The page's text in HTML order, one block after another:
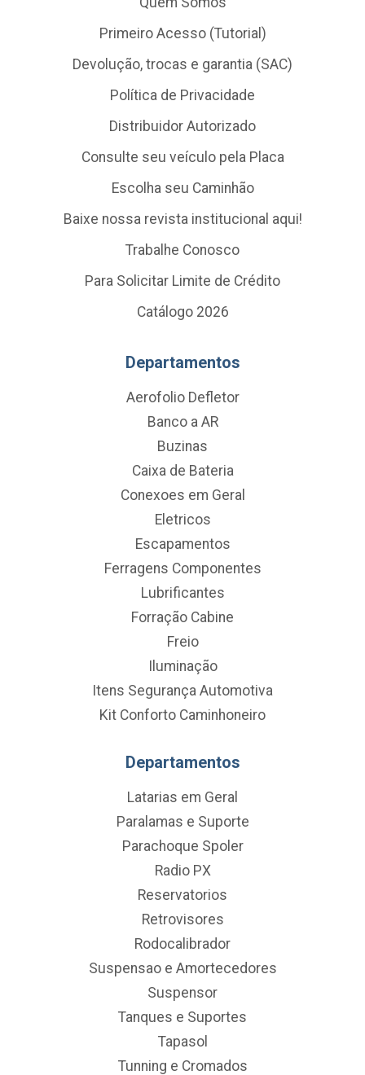
Primeiro Acesso (Tutorial)
Devolução, trocas e garantia (SAC)
Política de Privacidade
Distribuidor Autorizado
Consulte seu veículo pela Placa
Escolha seu Caminhão
Baixe nossa revista institucional aqui!
Trabalhe Conosco
Para Solicitar Limite de Crédito
Catálogo 2026
Departamentos
Aerofolio Defletor
Banco a AR
Buzinas
Caixa de Bateria
Conexoes em Geral
Eletricos
Escapamentos
Ferragens Componentes
Lubrificantes
Forração Cabine
Freio
Iluminação
Itens Segurança Automotiva
Kit Conforto Caminhoneiro
Departamentos
Latarias em Geral
Paralamas e Suporte
Parachoque Spoler
Radio PX
Reservatorios
Retrovisores
Rodocalibrador
Suspensao e Amortecedores
Suspensor
Tanques e Suportes
Tapasol
Tunning e Cromados